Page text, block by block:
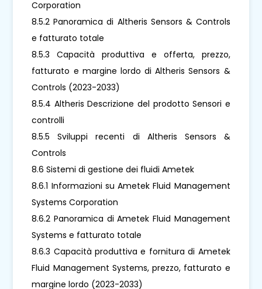
Corporation
8.5.2 Panoramica di Altheris Sensors & Controls
e fatturato totale
8.5.3 Capacità produttiva e offerta, prezzo,
fatturato e margine lordo di Altheris Sensors &
Controls (2023-2033)
8.5.4 Altheris Descrizione del prodotto Sensori e
controlli
8.5.5 Sviluppi recenti di Altheris Sensors &
Controls
8.6 Sistemi di gestione dei fluidi Ametek
8.6.1 Informazioni su Ametek Fluid Management
Systems Corporation
8.6.2 Panoramica di Ametek Fluid Management
Systems e fatturato totale
8.6.3 Capacità produttiva e fornitura di Ametek
Fluid Management Systems, prezzo, fatturato e
margine lordo (2023-2033)